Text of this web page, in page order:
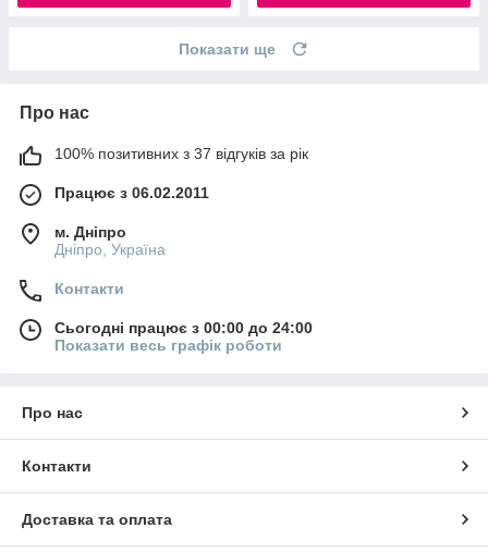
Показати ще
Про нас
100% позитивних з 37 відгуків за рік
Працює з 06.02.2011
м. Дніпро
Дніпро, Україна
Контакти
Сьогодні працює з 00:00 до 24:00
Показати весь графік роботи
Про нас
Контакти
Доставка та оплата